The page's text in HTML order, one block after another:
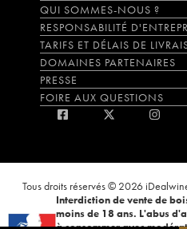
QUI SOMMES-NOUS ?
RESPONSABILITÉ
TARIFS ET DÉLAIS DE
DOMAINES PARTENAIRES
PRESSE
FOIRE AUX QUESTIONS
Tous droits réservés © 2026
Interdiction de vente de
moins de 18 ans. L'abus